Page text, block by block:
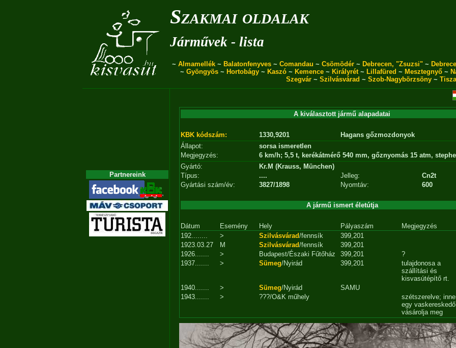
Szakmai oldalak
Járművek - lista
~ Almamellék~ Balatonfenyves~ Comandau ~ Csömödér~ Debrecen, "Zsuzsi"~
~ Gyöngyös~ Hortobágy~ Kaszó~ Kemence~ Királyrét~ Lillafüred ~ Mesztegnyő~
Szegvár ~ Szilvásvárad ~ Szob-Nagybörzsöny ~
Partnereink
A kiválasztott jármű alapadatai
KBK kódszám: 1330,9201
Hagans gőzmozdonyok
Állapot:
sorsa ismeretlen
Megjegyzés:
6 km/h; 5,5 t, kerékátmérő 540 mm, gőznyomás 15 atm,
Gyártó:
Kr.M (Krauss, München)
Típus:
.... Jelleg:
Cn2t
Gyártási szám/év:
3827/1898 Nyomtáv: 600
A jármű ismert életútja
Dátum Esemény Hely Pályaszám
Megjegyzés
192........
> Szilvásvárad/fennsík
399,201
1923.03.27
M Szilvásvárad/fennsík
399,201
1926.......
> Budapest/Északi Fűtőház 399,201
?
1937.......
> Sümeg/Nyirád 399,201
tulajdonosa a
szállítási és
kisvasútépítő rt.
1940.......
> Sümeg/Nyirád
SAMU
1943.......
> ???/O&K műhely
szétszerelve;
egy vaskereskedő
vásárolja meg